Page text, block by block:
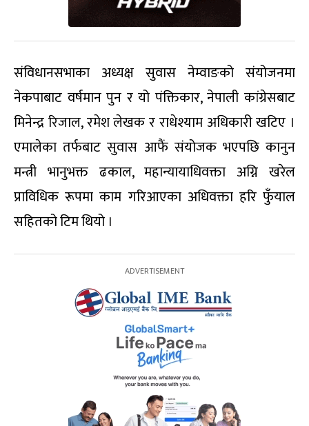
संविधानसभाका अध्यक्ष सुवास नेम्वाङको संयोजनमा
नेकपाबाट वर्षमान पुन र यो पंक्तिकार, नेपाली कांग्रेसबाट
मिनेन्द्र रिजाल, रमेश लेखक र राधेश्याम अधिकारी खटिए ।
एमालेका तर्फबाट सुवास आफैं संयोजक भएपछि कानुन
मन्त्री भानुभक्त ढकाल, महान्यायाधिवक्ता अग्नि खरेल
प्राविधिक रूपमा काम गरिआएका अधिवक्ता हरि फुँयाल
सहितको टिम थियो ।